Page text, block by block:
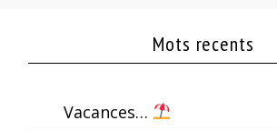
Mots recents
Vacances…